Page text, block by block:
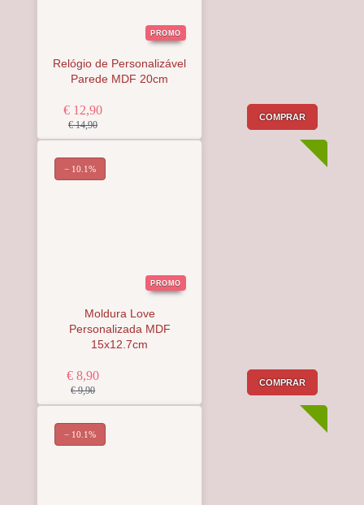
PROMO
Relógio de Personalizável
Parede MDF 20cm
€ 12,90
€ 14,90
COMPRAR
PROMO
Moldura Love
Personalizada MDF
15x12.7cm
€ 8,90
€ 9,90
COMPRAR
− 10.1%
− 10.1%